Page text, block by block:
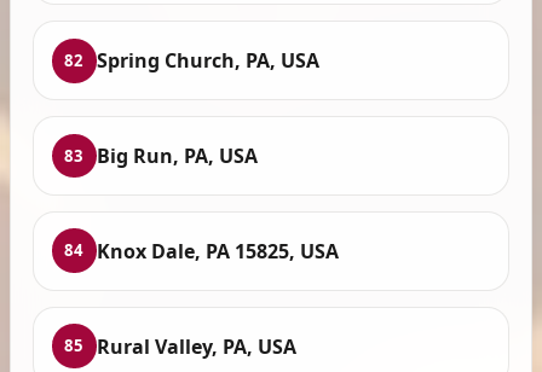
82 Spring Church, PA, USA
83 Big Run, PA, USA
84 Knox Dale, PA 15825, USA
85 Rural Valley, PA, USA